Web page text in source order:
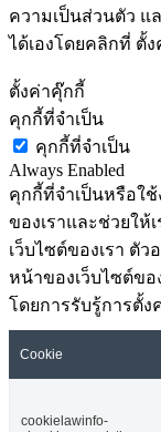
ความเป็นส่วนตัว แ
ได้เองโดยคลิกที่ ตั้ง
ตั้งค่าคุ๊กกี้
คุกกี้ที่จำเป็น
คุกกี้ที่จำเป็น
Always Enabled
คุกกี้ที่จำเป็นหรือใ
ของเราและช่วยให้
เว็บไซต์ของเรา ตั
หน้าของเว็บไซต์ขอ
โดยการรับรู้การตั้
Cookie
cookielawinfo-